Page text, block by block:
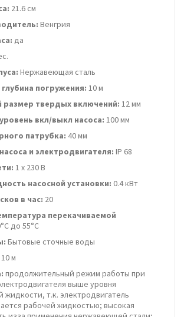
21.6 см
Венгрия
да
Нержавеющая сталь
погружения: 10 м
размер твердых включений: 12 мм
вкл/выкл насоса: 100 мм
патрубка: 40 мм
и электродвигателя: IP 68
1 х 230 В
насосной установки: 0.4 кВт
в час: 20
перекачиваемой
до 55°C
Бытовые сточные воды
10 м
продолжительный режим работы при
выше уровня
жидкости, т.к. электродвигатель
рабочей жидкостью; высокая